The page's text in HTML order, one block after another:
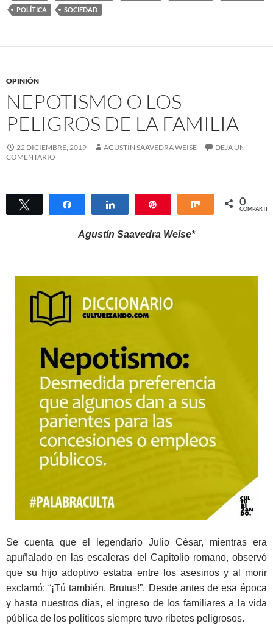
POLÍTICA
SOCIEDAD
OPINIÓN
NEPOTISMO O LOS
PELIGROS DE LA FAMILIA
22 DICIEMBRE, 2019 AGUSTÍN SAAVEDRA WEISE
DEJA UN
COMENTARIO
Twittear Compartir Compartir Compartir
0
COMPARTIR
Agustín Saavedra Weise*
Se cuenta que el legendario Julio César, mientras era
apuñalado en las escaleras del Capitolio romano, observó
que su hijo adoptivo estaba entre los asesinos y al morir
exclamó: “¡Tú también, Brutus!”. Desde antes de esa época
y hasta nuestros días, el ingreso de los familiares a la vida
pública de los políticos siempre tuvo ribetes peligrosos.